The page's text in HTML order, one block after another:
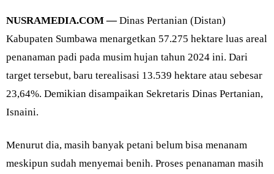
NUSRAMEDIA.COM —Dinas Pertanian (Distan)
Kabupaten Sumbawa menargetkan 57.275 hektare luas areal
penanaman padi pada musim hujan tahun 2024 ini. Dari
target tersebut, baru terealisasi 13.539 hektare atau sebesar
23,64%. Demikian disampaikan Sekretaris Dinas Pertanian,
Isnaini.
Menurut dia, masih banyak petani belum bisa menanam
meskipun sudah menyemai benih. Proses penanaman masih